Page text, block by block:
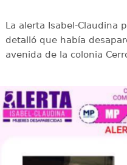
La alerta Isabel-Claudina
detalló que había
avenida de la colonia